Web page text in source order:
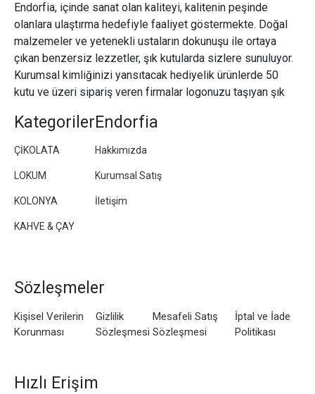
Endorfia, içinde sanat olan kaliteyi, kalitenin peşinde
olanlara ulaştırma hedefiyle faaliyet göstermekte. Doğal
malzemeler ve yetenekli ustaların dokunuşu ile ortaya
çıkan benzersiz lezzetler, şık kutularda sizlere sunuluyor.
Kurumsal kimliğinizi yansıtacak hediyelik ürünlerde 50
kutu ve üzeri sipariş veren firmalar logonuzu taşıyan şık
Kategoriler
ÇİKOLATA
LOKUM
KOLONYA
KAHVE & ÇAY
Endorfia
Hakkımızda
Kurumsal Satış
İletişim
Sözleşmeler
Kişisel Verilerin
Korunması
Gizlilik
Sözleşmesi
Mesafeli Satış
Sözleşmesi
İptal ve İade
Politikası
Hızlı Erişim